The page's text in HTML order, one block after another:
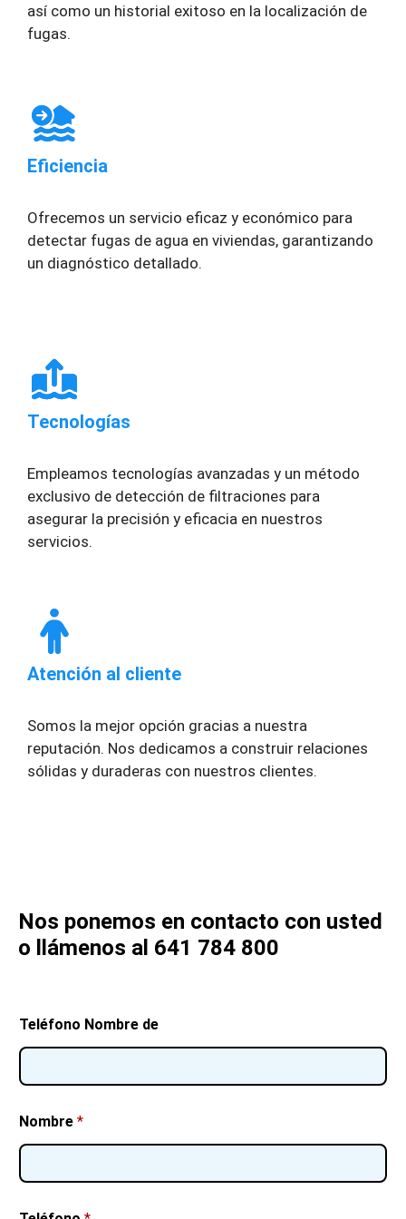
así como un historial exitoso en la localización de
fugas.
Eficiencia
Ofrecemos un servicio eficaz y económico para
detectar fugas de agua en viviendas, garantizando
un diagnóstico detallado.
Tecnologías
Empleamos tecnologías avanzadas y un método
exclusivo de detección de filtraciones para
asegurar la precisión y eficacia en nuestros
servicios.
Atención al cliente
Somos la mejor opción gracias a nuestra
reputación. Nos dedicamos a construir relaciones
sólidas y duraderas con nuestros clientes.
Nos ponemos en contacto con usted
o llámenos al 641 784 800
Teléfono Nombre de
Nombre *